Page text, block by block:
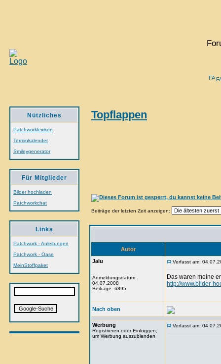
Nützliches
Patchworklexikon
Terminkalender
Smileygenerator
Für Mitglieder
Bilder hochladen
Patchworkchat
Links
Patchwork - Anleitungen
Patchwork - Oase
MeinStoffpaket
Topflappen
Beiträge der letzten Zeit anzeigen:
Autor
Jalu
Anmeldungsdatum:
04.07.2008
Beiträge: 6895
Verfasst am:
Das waren meine
http://www.bilder-
Nach oben
Werbung
Registrieren oder Einloggen,
um Werbung auszublenden
Verfasst am: